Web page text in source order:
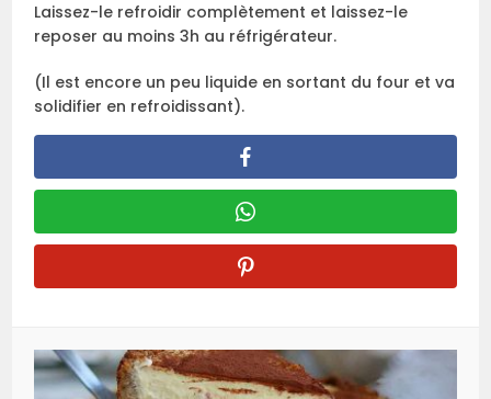
Laissez-le refroidir complètement et laissez-le
reposer au moins 3h au réfrigérateur.
(Il est encore un peu liquide en sortant du four et va
solidifier en refroidissant).